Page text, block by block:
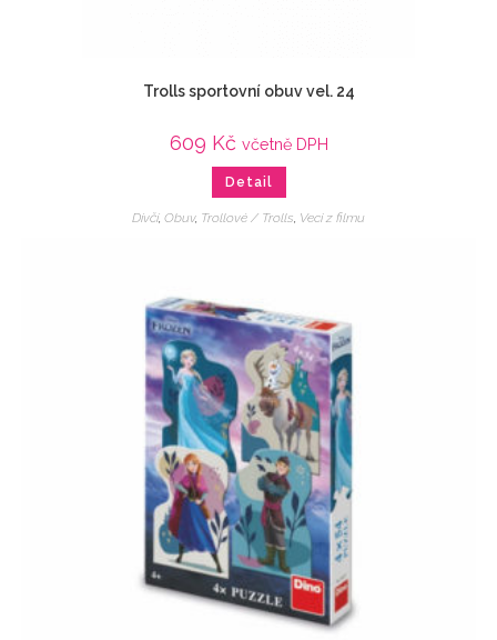
Trolls sportovní obuv vel. 24
609 Kč včetně DPH
Detail
Dívčí, Obuv, Trollové / Trolls Veci z filmu